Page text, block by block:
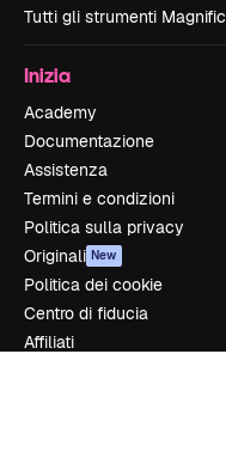
Tutti gli strumenti Magnific
Inizia
Academy
Documentazione
Assistenza
Termini e condizioni
Politica sulla privacy
Originali New
Politica dei cookie
Centro di fiducia
Affiliati